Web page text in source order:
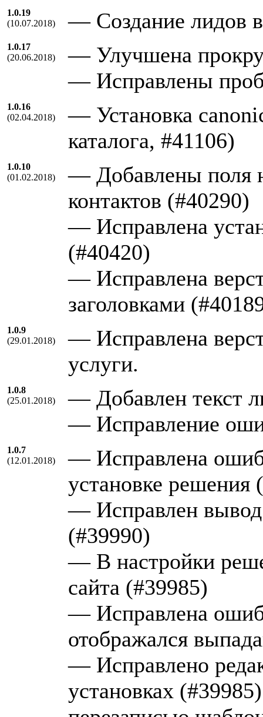
1.0.19
(10.07.2018)
— Создание лидов
1.0.17
(20.06.2018)
— Улучшена
— Исправлены
1.0.16
(02.04.2018)
— Установка
каталога, #41106)
1.0.10
(01.02.2018)
— Добавлены поля
контактов (#40290)
— Исправлена
(#40420)
— Исправлена
заголовками
1.0.9
(29.01.2018)
— Исправлена
услуги.
1.0.8
(25.01.2018)
— Добавлен текст
— Исправление
1.0.7
(12.01.2018)
— Исправлена
установке решения
— Исправлен
(#39990)
— В настройки
сайта (#39985)
— Исправлена
отображался
— Исправлено
установках